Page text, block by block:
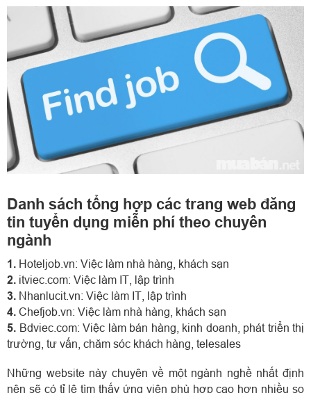
Danh sách tổng hợp các trang web đăng
tin tuyển dụng miễn phí theo chuyên
ngành
1. Hoteljob.vn: Việc làm nhà hàng, khách sạn
2. itviec.com: Việc làm IT, lập trình
3. Nhanlucit.vn: Việc làm IT, lập trình
4. Chefjob.vn: Việc làm nhà hàng, khách sạn
5. Bdviec.com: Việc làm bán hàng, kinh doanh, phát triển thị
trường, tư vấn, chăm sóc khách hàng, telesales
Những website này chuyên về một ngành nghề nhất định
nên sẽ có tỉ lệ tìm thấy ứng viên phù hợp cao hơn nhiều so